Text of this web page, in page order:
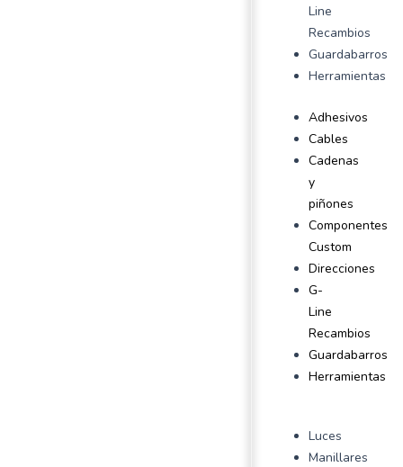
Line
Recambios
Guardabarros
Herramientas
Adhesivos
Cables
Cadenas
y
piñones
Componentes
Custom
Direcciones
G-
Line
Recambios
Guardabarros
Herramientas
Luces
Manillares